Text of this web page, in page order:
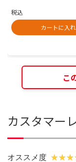
税込
カートに入
こ
カスタマー
オススメ度